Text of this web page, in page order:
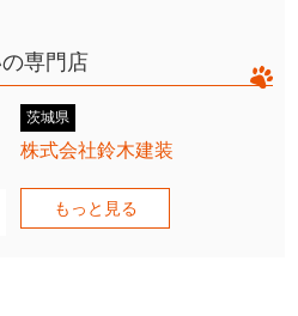
専門店
茨城県
株式会社鈴木建装
もっと見る